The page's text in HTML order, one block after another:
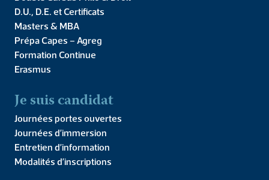
D.U., D.E. et Certificats
Masters & MBA
Prépa Capes – Agreg
Formation Continue
Erasmus
Je suis candidat
Journées portes ouvertes
Journées d’immersion
Entretien d’information
Modalités d’inscriptions
70 Avenue Denfert-Rochereau
75014 PARIS